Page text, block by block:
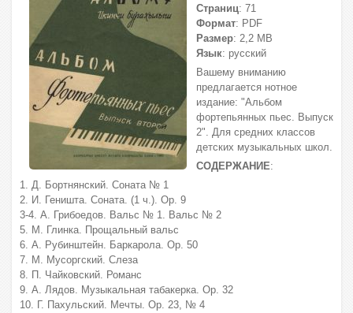
Страниц: 71
Формат: PDF
Размер: 2,2 МВ
Язык: русский
Вашему вниманию
предлагается нотное
издание: "Альбом
фортепьянных пьес. Выпуск
2". Для средних классов
детских музыкальных школ.
СОДЕРЖАНИЕ:
1. Д. Бортнянский. Соната № 1
2. И. Геништа. Соната. (1 ч.). Ор. 9
3-4. А. Грибоедов. Вальс № 1. Вальс № 2
5. М. Глинка. Прощальный вальс
6. А. Рубинштейн. Баркарола. Ор. 50
7. М. Мусоргский. Слеза
8. П. Чайковский. Романс
9. А. Лядов. Музыкальная табакерка. Ор. 32
10. Г. Пахульский. Мечты. Ор. 23, № 4